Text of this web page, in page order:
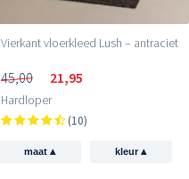
Vierkant vloerkleed Lush – antraciet
45,00 21,95
Hardloper
(10)
maat ▴ kleur▴